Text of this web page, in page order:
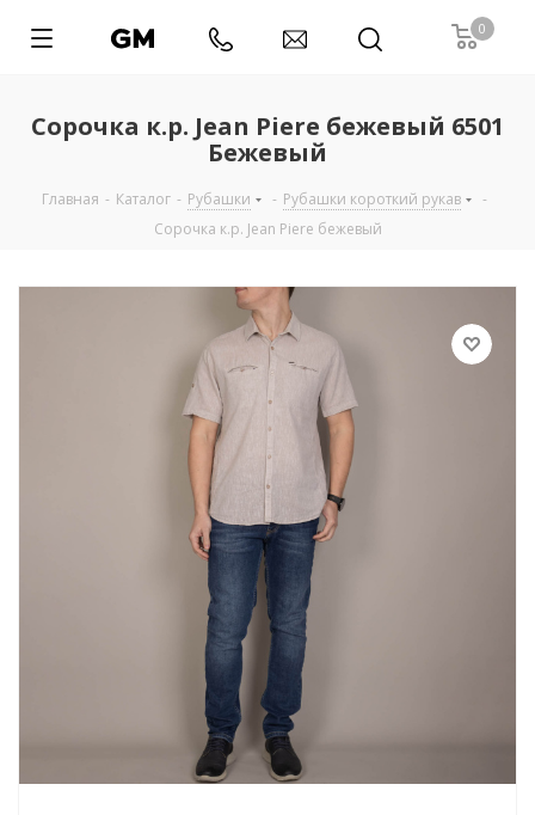
0
Сорочка к.р. Jean Piere бежевый 6501
Бежевый
Главная - Каталог - Рубашки - Рубашки короткий рукав
-
Сорочка к.р. Jean Piere бежевый